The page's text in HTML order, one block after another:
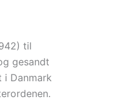
til
gesandt
i Danmark